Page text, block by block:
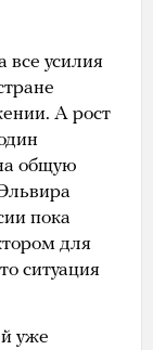
все усилия
А рост
общую
пока
для
ситуация
уже